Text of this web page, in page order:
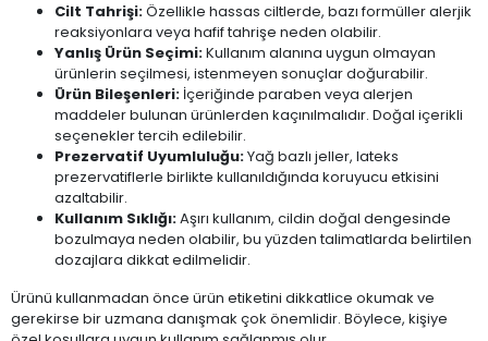
Cilt Tahrişi:Özellikle hassas ciltlerde, bazı formüller alerjik
reaksiyonlara veya hafif tahrişe neden olabilir.
Yanlış Ürün Seçimi:Kullanım alanına uygun olmayan
ürünlerin seçilmesi, istenmeyen sonuçlar doğurabilir.
Ürün Bileşenleri: İçeriğinde paraben veya alerjen
maddeler bulunan ürünlerden kaçınılmalıdır. Doğal içerikli
seçenekler tercih edilebilir.
Prezervatif Uyumluluğu:Yağ bazlı jeller, lateks
prezervatiflerle birlikte kullanıldığında koruyucu etkisini
azaltabilir.
Kullanım Sıklığı:Aşırı kullanım, cildin doğal dengesinde
bozulmaya neden olabilir, bu yüzden talimatlarda belirtilen
dozajlara dikkat edilmelidir.
Ürünü kullanmadan önce ürün etiketini dikkatlice okumak ve
gerekirse bir uzmana danışmak çok önemlidir. Böylece, kişiye